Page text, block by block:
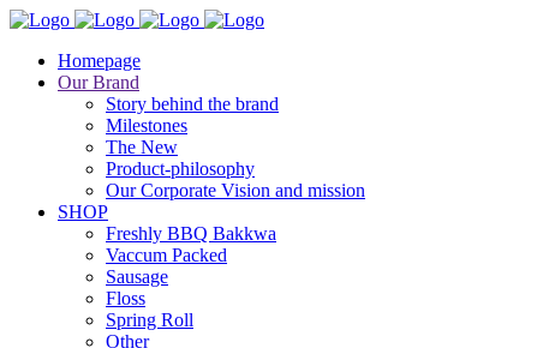
Homepage
Our Brand
Story behind the brand
Milestones
The New
Product-philosophy
Our Corporate Vision and mission
SHOP
Freshly BBQ Bakkwa
Vaccum Packed
Sausage
Floss
Spring Roll
Other